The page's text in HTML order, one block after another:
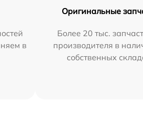
в
Оригинальные
Более 20 тыс.
производителя в
собственных